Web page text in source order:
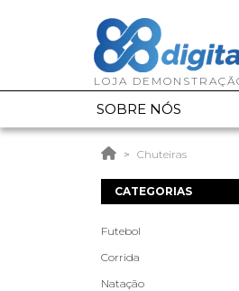
SOBRE NÓS
Chuteiras
CATEGORIAS
Futebol
Corrida
Natação